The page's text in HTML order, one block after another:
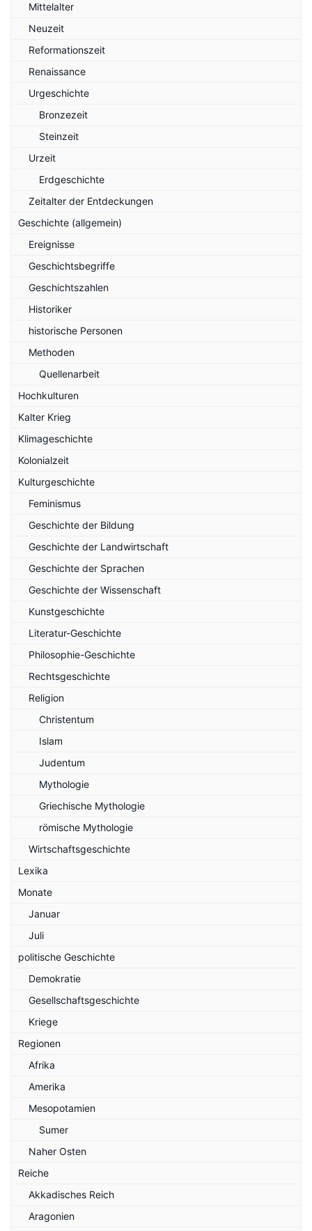
Mittelalter
Neuzeit
Reformationszeit
Renaissance
Urgeschichte
Bronzezeit
Steinzeit
Urzeit
Erdgeschichte
Zeitalter der Entdeckungen
Geschichte (allgemein)
Ereignisse
Geschichtsbegriffe
Geschichtszahlen
Historiker
historische Personen
Methoden
Quellenarbeit
Hochkulturen
Kalter Krieg
Klimageschichte
Kolonialzeit
Kulturgeschichte
Feminismus
Geschichte der Bildung
Geschichte der Landwirtschaft
Geschichte der Sprachen
Geschichte der Wissenschaft
Kunstgeschichte
Literatur-Geschichte
Philosophie-Geschichte
Rechtsgeschichte
Religion
Christentum
Islam
Judentum
Mythologie
Griechische Mythologie
römische Mythologie
Wirtschaftsgeschichte
Lexika
Monate
Januar
Juli
politische Geschichte
Demokratie
Gesellschaftsgeschichte
Kriege
Regionen
Afrika
Amerika
Mesopotamien
Sumer
Naher Osten
Reiche
Akkadisches Reich
Aragonien